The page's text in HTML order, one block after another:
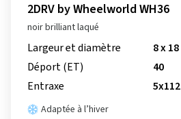
2DRV by Wheelworld WH36
noir brilliant laqué
Largeur et diamètre
8 x 18
Déport (ET)
40
Entraxe
5x112
Adaptée à l’hiver